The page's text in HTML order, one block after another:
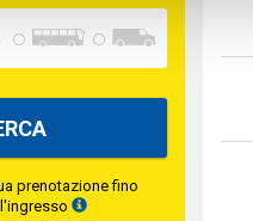
prenotazione fino